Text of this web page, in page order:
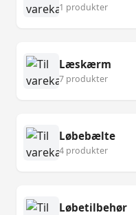
1 produkter
Læskærm
7 produkter
Løbebælte
4 produkter
Løbetilbehør